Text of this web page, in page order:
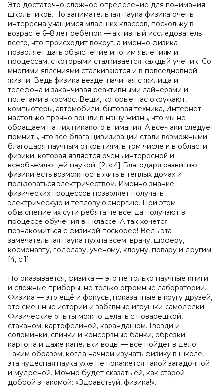
Это достаточно сложное определение для понимания
школьников. Но занимательная наука физика очень
интересна учащимся младших классов, поскольку в
возрасте 6–8 лет ребёнок — активный исследователь
всего, что происходит вокруг, а именно физика
позволяет дать объяснение многим явлениям и
процессам, с которыми сталкивается каждый ученик. Со
многими явлениями сталкиваются и в повседневной
жизни. Ведь физика везде: начиная с жилища и
телефона и заканчивая реактивными лайнерами и
полетами в космос. Вещи, которые нас окружают,
компьютеры, автомобили, бытовая техника, Интернет —
настолько прочно вошли в нашу жизнь, что мы не
обращаем на них никакого внимания. А все-таки следует
помнить, что все блага цивилизации стали возможными
благодаря научным открытиям, в том числе и в области
физики, которая является очень интересной и
всеобъемлющей наукой. [2, с.4] Благодаря развитию
физики есть возможность жить в теплых домах и
пользоваться электричеством. Именно знание
физических процессов позволяет получать
электрическую и тепловую энергию. При этом
объяснение их сути ребята не всегда получают в
процессе обучения в 1 классе. А так хочется
познакомиться с физикой поскорее! Ведь эта
замечательная наука нужна всем: врачу, шоферу,
космонавту, водолазу, ученому, клоуну, повару и другим.
[4, с.1]
Но оказывается, физика — это не только научные книги
и сложные приборы, не только огромные лаборатории.
Физика — это ещё и фокусы, показанные в кругу друзей,
это смешные истории и забавные игрушки-самоделки.
Физические опыты можно делать с поварешкой,
стаканом, картофелиной, карандашом. Гвозди и
соломинки, спички и консервные банки, обрезки
картона и даже капельки воды — все пойдет в дело!
Таким образом, когда начнем изучать физику в школе,
эта чудесная наука уже не покажется такой загадочной
и мудреной. Можно будет сказать ей, как старой
доброй знакомой: «Здравствуй, физика!».